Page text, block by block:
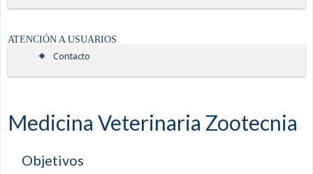
ATENCIÓN A USUARIOS
Contacto
Medicina Veterinaria Zootecnia
Objetivos